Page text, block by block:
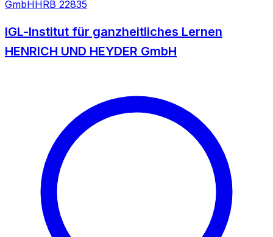
GmbHHRB 22835
IGL-Institut für ganzheitliches Lernen
HENRICH UND HEYDER GmbH